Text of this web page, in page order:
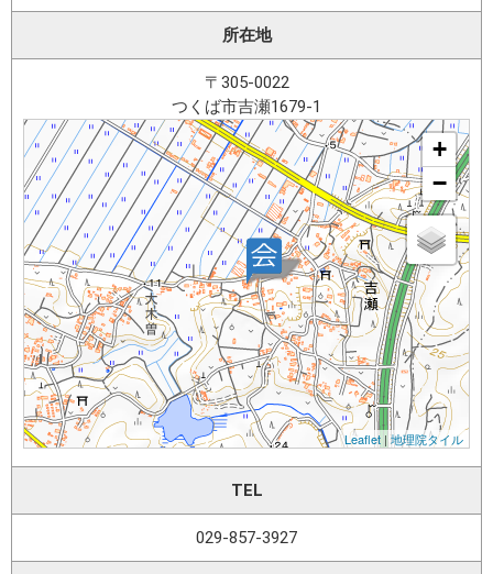
所在地
〒305-0022
つくば市吉瀬1679-1
TEL
029-857-3927